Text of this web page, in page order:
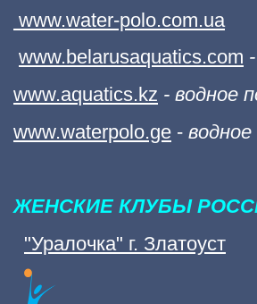
www.water-polo.com.ua
www.belarusaquatics.com
www.aquatics.kz - водное
www.waterpolo.ge - водное
ЖЕНСКИЕ КЛУБЫ
"Уралочка" г. Златоуст